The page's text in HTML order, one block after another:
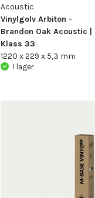
Acoustic
Vinylgolv Arbiton -
Brandon Oak Acoustic |
Klass 33
1220 x 229 x 5,3 mm
I lager